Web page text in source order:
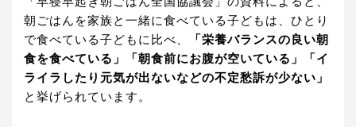
朝ごはんを家族と一緒に食べている子どもは、ひとり
で食べている子どもに比べ、
「栄養バランスの良い朝
食を食べている」「朝食前にお腹が空いている」「イ
ライラしたり元気が出ないなどの不定愁訴が少ない」
と挙げられています。